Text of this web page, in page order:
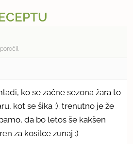
ko se začne sezona žara to
kot se šika :). trenutno je že
da bo letos še kakšen
za kosilce zunaj :)